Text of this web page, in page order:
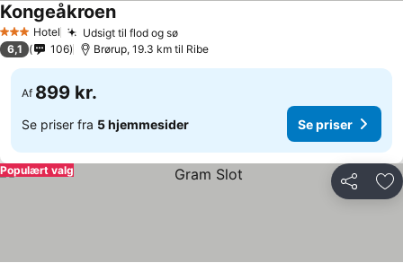
3 StjernerHotel Udsigt til flod og sø
Kongeåkroen
6,1 106 Brørup, 19.3 km til Ribe
Af 899 kr.
Se priser fra 5 hjemmesider Se priser
Del
Populært valg